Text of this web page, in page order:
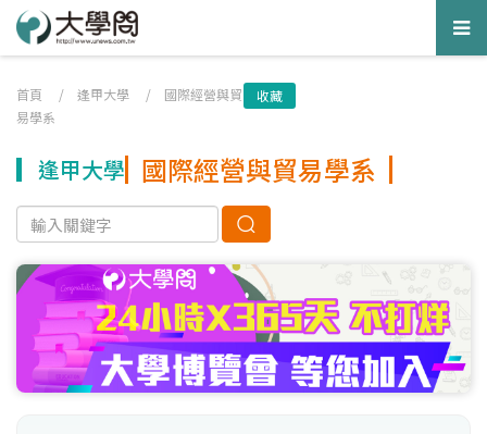
首頁 / 逢甲大學 / 國際經營與貿
易學系
收藏
逢甲大學 國際經營與貿易學系